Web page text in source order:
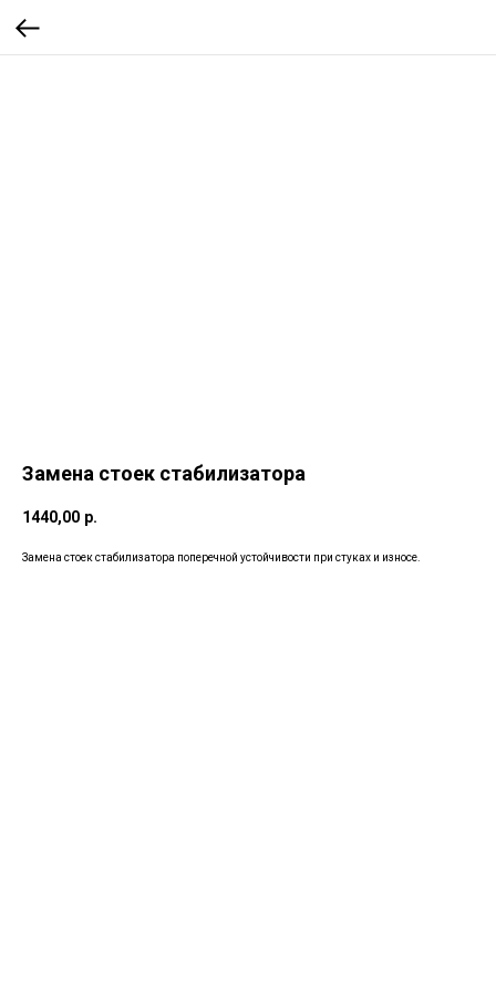
Замена стоек стабилизатора
1440,00 р.
Замена стоек стабилизатора поперечной устойчивости при стуках и износе.